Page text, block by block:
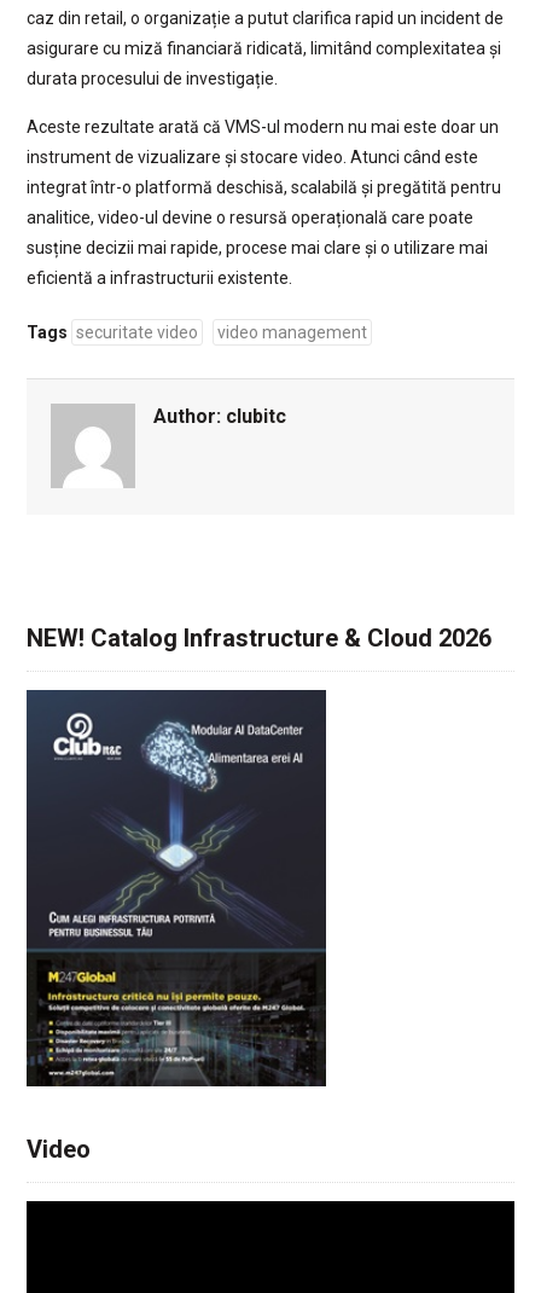
caz din retail, o organizație a putut clarifica rapid un incident de
asigurare cu miză financiară ridicată, limitând complexitatea și
durata procesului de investigație.
Aceste rezultate arată că VMS-ul modern nu mai este doar un
instrument de vizualizare și stocare video. Atunci când este
integrat într-o platformă deschisă, scalabilă și pregătită pentru
analitice, video-ul devine o resursă operațională care poate
susține decizii mai rapide, procese mai clare și o utilizare mai
eficientă a infrastructurii existente.
Tags securitate video video management
Author: clubitc
NEW! Catalog Infrastructure & Cloud 2026
Video